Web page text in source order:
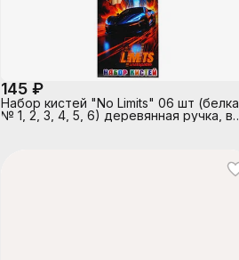
145 ₽
Набор кистей "No Limits" 06 шт (белка
№ 1, 2, 3, 4, 5, 6) деревянная ручка, в